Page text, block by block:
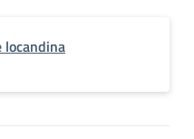
locandina